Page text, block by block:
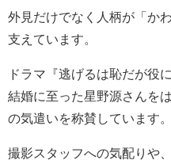
外見だけでなく人柄が「か
支えています。
ドラマ『逃げるは恥だが役
結婚に至った星野源さんを
の気遣いを称賛しています。
撮影スタッフへの気配りや